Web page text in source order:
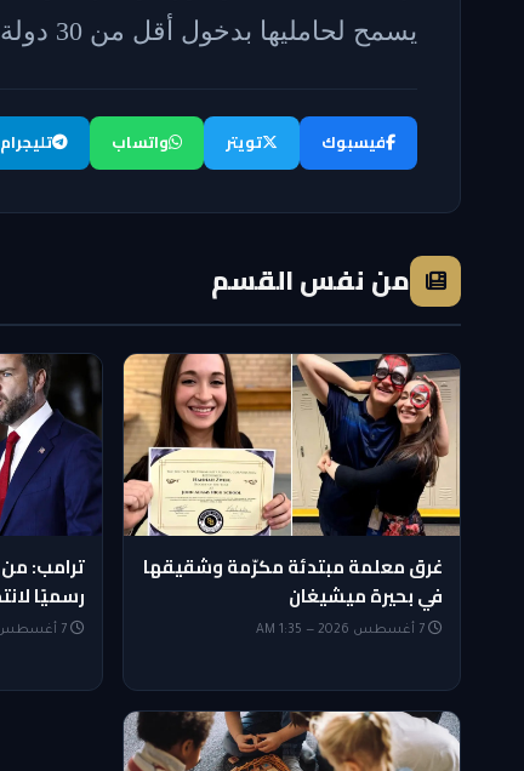
يسمح لحامليها بدخول أقل من 30 دولة فقط بدون تأشيرة.
فيسبوك تويتر واتساب تليجرام
من نفس القسم
غرق معلمة مبتدئة مكرّمة وشقيقها
في بحيرة ميشيغان
ترامب: من
رسميًا
7 أغسطس 2026 — 1:20 AM